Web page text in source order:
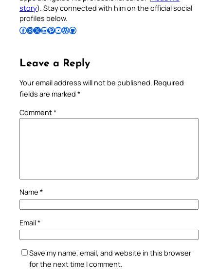
story). Stay connected with him on the official social
profiles below.
Follow Pradeep on Facebook Follow Pradeep on InstagramFollow Pradeep on X Follow Pradeep on LinkedIn Follow Pradeep on Pinterest Subscribe to Pradeep’s Youtube Channel Follow Pradeep on WordPress Follow Pradeep on GitHub
Leave a Reply
Your email address will not be published. Required
fields are marked *
Comment*
Name *
Email*
Save my name, email, and website in this browser
for the next time I comment.